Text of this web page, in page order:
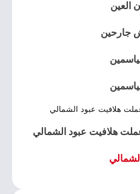
العين
جارحين
هلافيت عبود الشمالي
هلافيت عبود الشمالي